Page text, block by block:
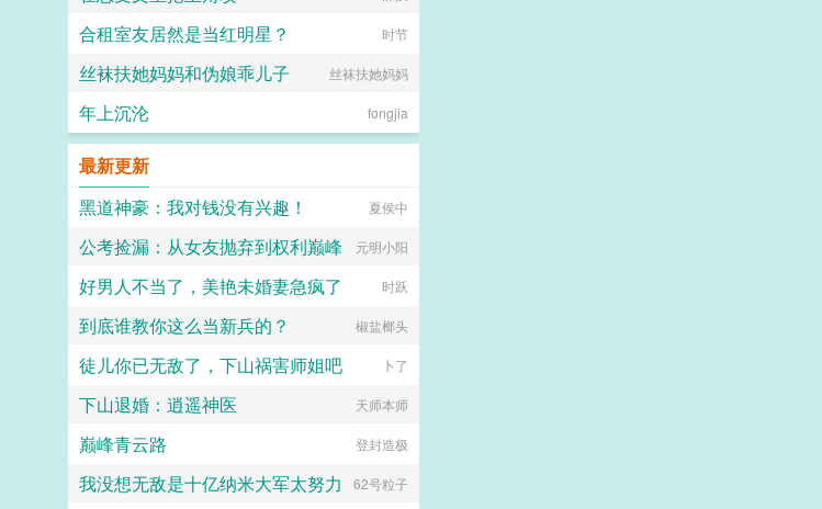
合租室友居然是当红明星？ 时节
丝袜扶她妈妈和伪娘乖儿子 丝袜扶她妈妈
年上沉沦 fongjia
最新更新
黑道神豪：我对钱没有兴趣！
夏侯中
公考捡漏：从女友抛弃到权利巅峰 元明小阳
好男人不当了，美艳未婚妻急疯了 时跃
到底谁教你这么当新兵的？ 椒盐榔头
徒儿你已无敌了，下山祸害师姐吧 卜了
下山退婚：逍遥神医 天师本师
巅峰青云路 登封造极
我没想无敌是十亿纳米大军太努力 62号粒子